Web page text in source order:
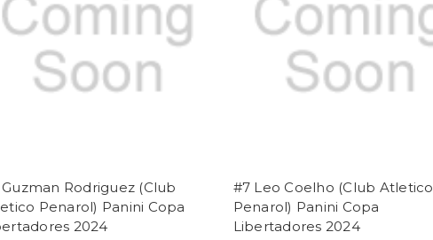
Rodriguez (Club
Penarol) Panini Copa
2024
#7 Leo Coelho (Club Atletico
Penarol) Panini Copa
Libertadores 2024